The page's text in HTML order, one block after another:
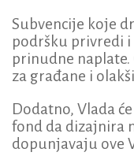
Subvencije koje
podršku privredi
prinudne
za građane i
Dodatno, Vlada
fond da dizajnira
dopunjavaju ove